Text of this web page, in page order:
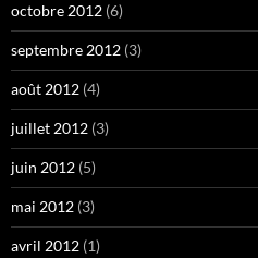
octobre 2012 (6)
septembre 2012 (3)
août 2012 (4)
juillet 2012 (3)
juin 2012 (5)
mai 2012 (3)
avril 2012 (1)